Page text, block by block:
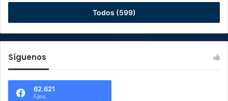
Todos (599)
Síguenos
62.621
Fans